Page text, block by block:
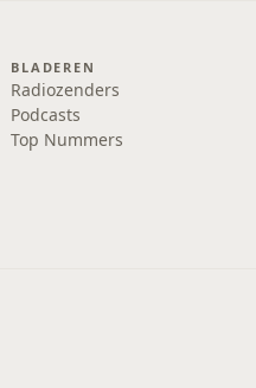
BLADEREN
Radiozenders
Podcasts
Top Nummers